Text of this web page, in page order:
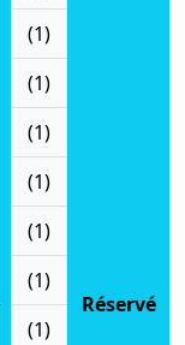
Réservé
(1)
(1)
(1)
(1)
(1)
(1)
(1)